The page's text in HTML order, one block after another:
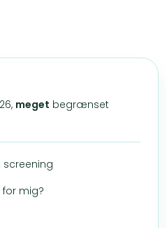
meget begrænset
screening
mig?